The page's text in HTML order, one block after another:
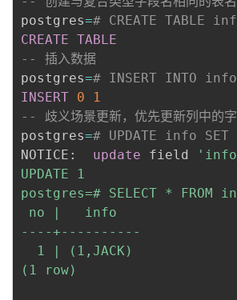
postgres=# CREATE TABLE
CREATE TABLE
-- 插入数据
postgres=# INSERT INTO
INSERT 0
1
-- 歧义场景更新，优先更新列中的
postgres=# UPDATE info
NOTICE: update field
UPDATE 1
postgres=# SELECT * FROM
no |   info
----+----------
  1 | (1,JACK)
(1 row)